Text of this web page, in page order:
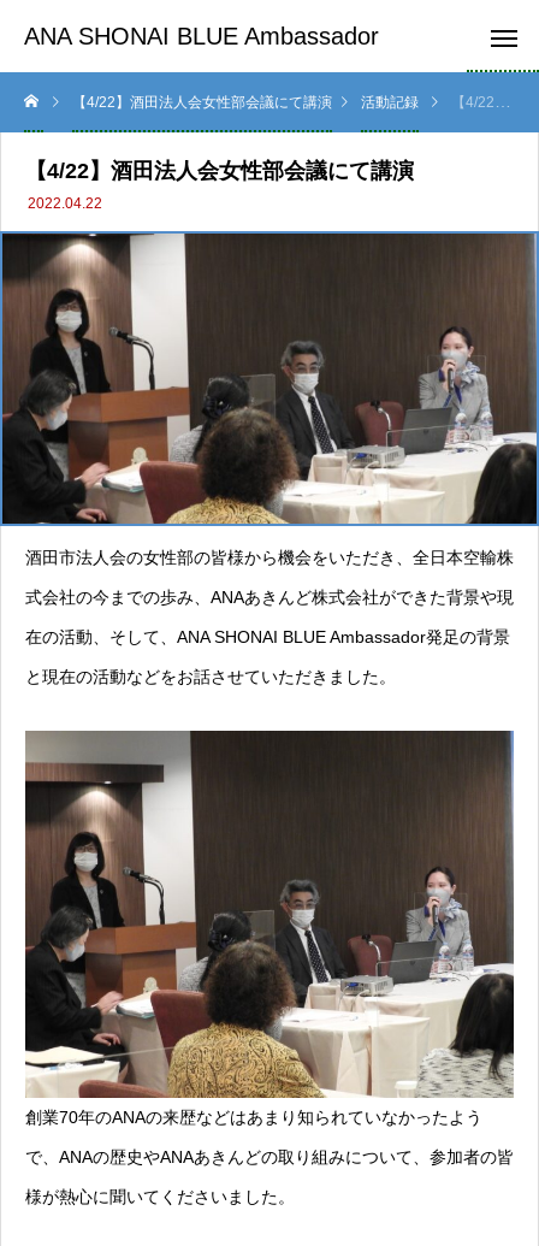
ANA SHONAI BLUE Ambassador
【4/22】酒田法人会女性部会議にて講演 活動記録 【4/22】酒田法人会女性部会議にて講演
【4/22】酒田法人会女性部会議にて講演
2022.04.22
酒田市法人会の女性部の皆様から機会をいただき、全日本空輸株
式会社の今までの歩み、ANAあきんど株式会社ができた背景や現
在の活動、そして、ANA SHONAI BLUE Ambassador発足の背景
と現在の活動などをお話させていただきました。
創業70年のANAの来歴などはあまり知られていなかったよう
で、ANAの歴史やANAあきんどの取り組みについて、参加者の皆
様が熱心に聞いてくださいました。